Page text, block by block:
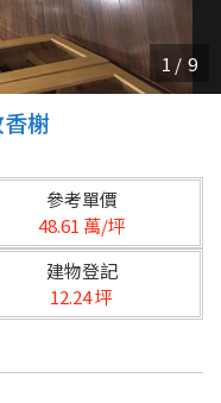
榭
參考單價
48.61 萬/坪
建物登記
12.24 坪